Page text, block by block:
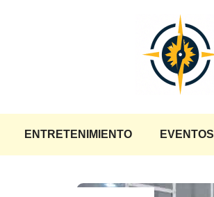
ENTRETENIMIENTO EVENTOS